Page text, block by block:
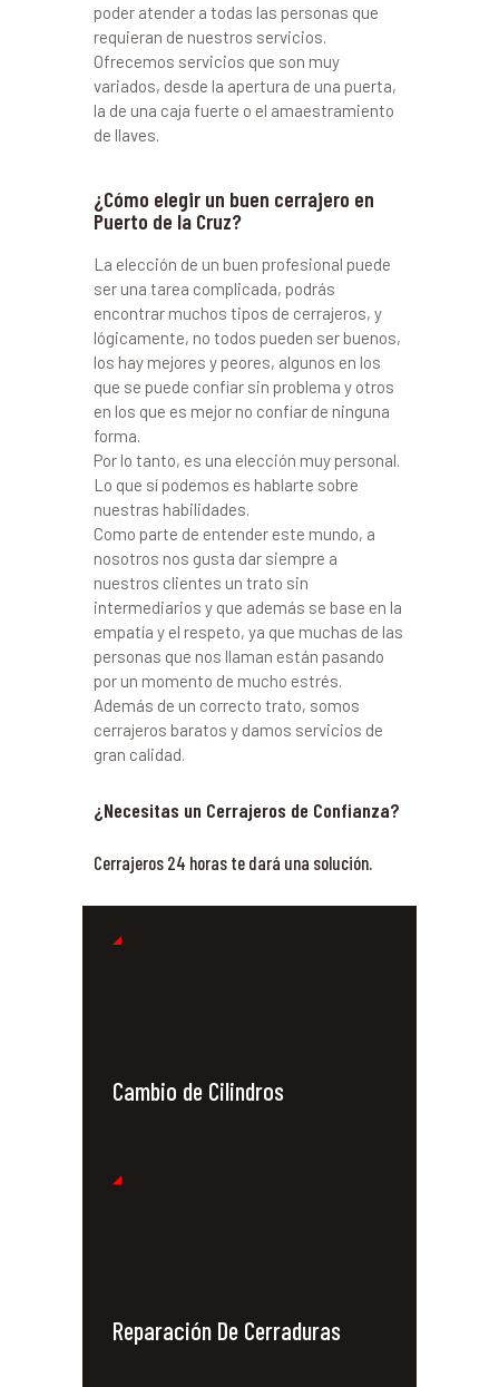
poder atender a todas las personas que
requieran de nuestros servicios.
Ofrecemos servicios que son muy
variados, desde la apertura de una puerta,
la de una caja fuerte o el amaestramiento
de llaves.
¿Cómo elegir un buen cerrajero en
Puerto de la Cruz?
La elección de un buen profesional puede
ser una tarea complicada, podrás
encontrar muchos tipos de cerrajeros, y
lógicamente, no todos pueden ser buenos,
los hay mejores y peores, algunos en los
que se puede confiar sin problema y otros
en los que es mejor no confiar de ninguna
forma.
Por lo tanto, es una elección muy personal.
Lo que sí podemos es hablarte sobre
nuestras habilidades.
Como parte de entender este mundo, a
nosotros nos gusta dar siempre a
nuestros clientes un trato sin
intermediarios y que además se base en la
empatía y el respeto, ya que muchas de las
personas que nos llaman están pasando
por un momento de mucho estrés.
Además de un correcto trato, somos
cerrajeros baratos y damos servicios de
gran calidad.
¿Necesitas un Cerrajeros de Confianza?
Cerrajeros 24 horas te dará una solución.
Cambio de Cilindros
Reparación De Cerraduras